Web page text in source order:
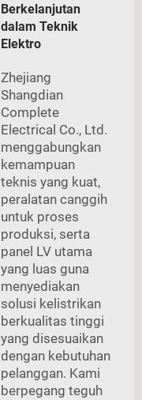
Berkelanjutan
dalam Teknik
Elektro
Zhejiang
Shangdian
Complete
Electrical Co., Ltd.
menggabungkan
kemampuan
teknis yang kuat,
peralatan canggih
untuk proses
produksi, serta
panel LV utama
yang luas guna
menyediakan
solusi kelistrikan
berkualitas tinggi
yang disesuaikan
dengan kebutuhan
pelanggan. Kami
berpegang teguh